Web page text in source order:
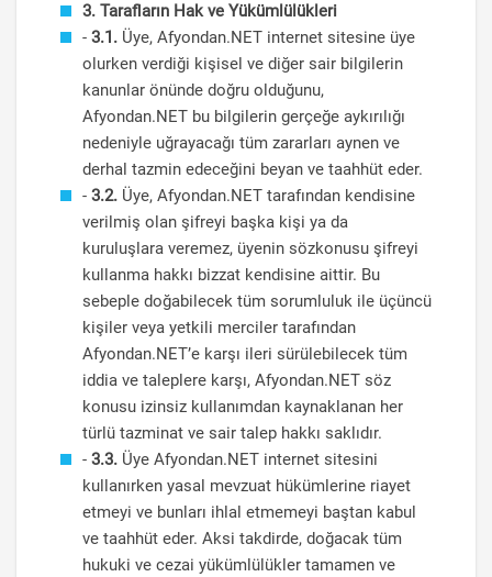
3. Tarafların Hak ve Yükümlülükleri
- 3.1. Üye, Afyondan.NET internet sitesine üye
olurken verdiği kişisel ve diğer sair bilgilerin
kanunlar önünde doğru olduğunu,
Afyondan.NET bu bilgilerin gerçeğe aykırılığı
nedeniyle uğrayacağı tüm zararları aynen ve
derhal tazmin edeceğini beyan ve taahhüt eder.
- 3.2. Üye, Afyondan.NET tarafından kendisine
verilmiş olan şifreyi başka kişi ya da
kuruluşlara veremez, üyenin sözkonusu şifreyi
kullanma hakkı bizzat kendisine aittir. Bu
sebeple doğabilecek tüm sorumluluk ile üçüncü
kişiler veya yetkili merciler tarafından
Afyondan.NET’e karşı ileri sürülebilecek tüm
iddia ve taleplere karşı, Afyondan.NET söz
konusu izinsiz kullanımdan kaynaklanan her
türlü tazminat ve sair talep hakkı saklıdır.
- 3.3. Üye Afyondan.NET internet sitesini
kullanırken yasal mevzuat hükümlerine riayet
etmeyi ve bunları ihlal etmemeyi baştan kabul
ve taahhüt eder. Aksi takdirde, doğacak tüm
hukuki ve cezai yükümlülükler tamamen ve